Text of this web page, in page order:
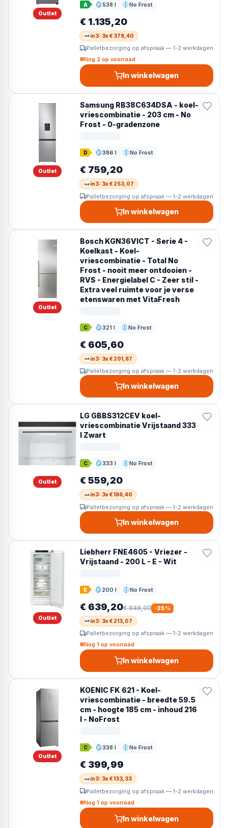
Outlet
A 538 l
Inhoud No Frost
Ontdooien
€ 1.135,20
in3: 3x € 378,40
Palletbezorging op afspraak — 1-2 werkdagen
Nog 2 op voorraad
In winkelwagen
Outlet
Samsung RB38C634DSA - koel-
vriescombinatie - 203 cm - No
Frost - 0-gradenzone
D 386 l
Inhoud No Frost
Ontdooien
€ 759,20
in3: 3x € 253,07
Palletbezorging op afspraak — 1-2 werkdagen
In winkelwagen
Outlet
Bosch KGN36VICT - Serie 4 -
Koelkast - Koel-
vriescombinatie - Total No
Frost - nooit meer ontdooien -
RVS - Energielabel C - Zeer stil -
Extra veel ruimte voor je verse
etenswaren met VitaFresh
C 321 l
Inhoud No Frost
Ontdooien
€ 605,60
in3: 3x € 201,87
Palletbezorging op afspraak — 1-2 werkdagen
In winkelwagen
Outlet
LG GBBS312CEV koel-
vriescombinatie Vrijstaand 333
l Zwart
C 333 l
Inhoud No Frost
Ontdooien
€ 559,20
in3: 3x € 186,40
Palletbezorging op afspraak — 1-2 werkdagen
In winkelwagen
Outlet
Liebherr FNE4605 - Vriezer -
Vrijstaand - 200 L - E - Wit
E 200 l
Inhoud No Frost
Ontdooien
€ 639,20€ 849,00 -25%
in3: 3x € 213,07
Palletbezorging op afspraak — 1-2 werkdagen
Nog 1 op voorraad
In winkelwagen
Outlet
KOENIC FK 621 - Koel-
vriescombinatie - breedte 59.5
cm - hoogte 185 cm - inhoud 216
l - NoFrost
C 338 l
Inhoud No Frost
Ontdooien
€ 399,99
in3: 3x € 133,33
Palletbezorging op afspraak — 1-2 werkdagen
Nog 1 op voorraad
In winkelwagen